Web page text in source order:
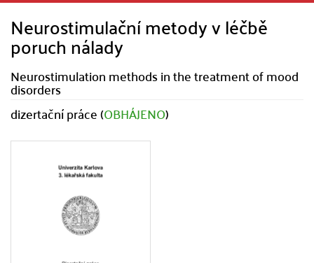
Neurostimulační metody v léčbě
poruch nálady
Neurostimulation methods in the treatment of mood
disorders
dizertační práce (OBHÁJENO)